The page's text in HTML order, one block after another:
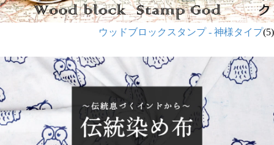
ウッドブロックスタンプ - 神様タイプ(5)